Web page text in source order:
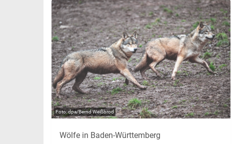
dpa/Bernd Weißbrod
Wölfe in Baden-Württemberg